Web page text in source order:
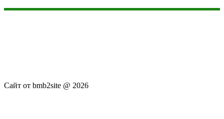
Сайт от bmb2site @ 2026